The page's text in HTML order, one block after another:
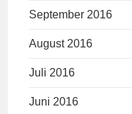
September 2016
August 2016
Juli 2016
Juni 2016